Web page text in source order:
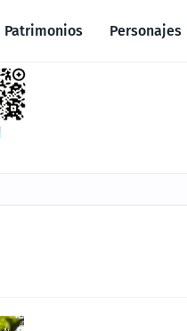
Patrimonios Personajes